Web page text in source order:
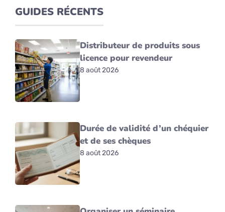
GUIDES RÉCENTS
Distributeur de produits sous
licence pour revendeur
8 août 2026
Durée de validité d’un chéquier
et de ses chèques
8 août 2026